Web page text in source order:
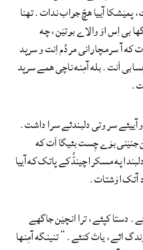
پمێشکا آییا هچّ جواب ندات. تهنا
بی اِس اۆ والاے بوتێن، چه
آ سرمچارانی مردُم اِنت و سرپد
اَنت. بله آمِنه ناچی همے سرپد
سر وتی دلبندئے سرا داشت.
جنێنی بۆے چِست بئیگا اَت که
په مسکرا چینڈُکے پاتک که آییا
آتک اۆشتات.
دستا کپئے، ترا انچێن جاگهے
ائے، یاتَ کنئے.” تنینگه آمِنها